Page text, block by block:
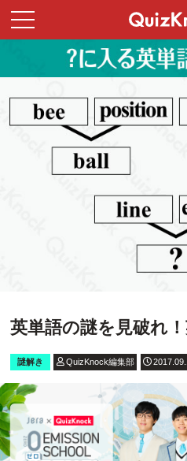
英単語の謎を見破れ！
謎解き QuizKnock編集部